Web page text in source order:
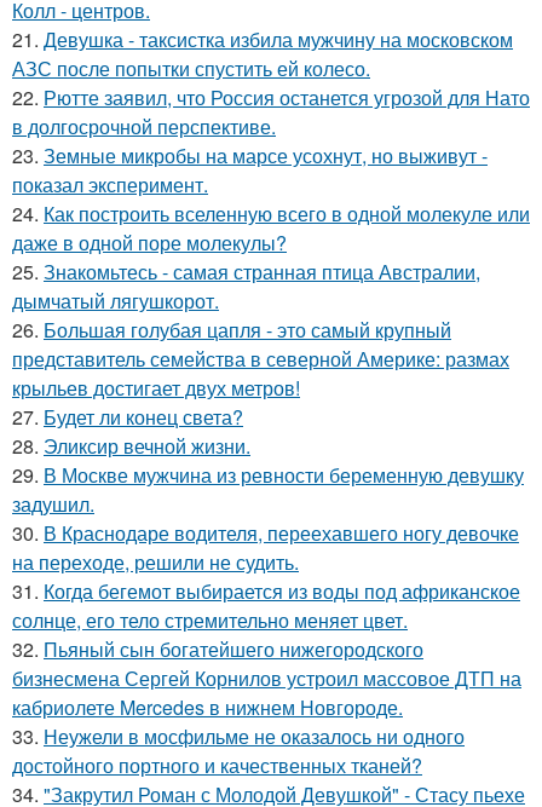
Колл - центров.
21. Девушка - таксистка избила мужчину на московском
АЗС после попытки спустить ей колесо.
22. Рютте заявил, что Россия останется угрозой для Нато
в долгосрочной перспективе.
23. Земные микробы на марсе усохнут, но выживут -
показал эксперимент.
24. Как построить вселенную всего в одной молекуле или
даже в одной поре молекулы?
25. Знакомьтесь - самая странная птица Австралии,
дымчатый лягушкорот.
26. Большая голубая цапля - это самый крупный
представитель семейства в северной Америке: размах
крыльев достигает двух метров!
27. Будет ли конец света?
28. Эликсир вечной жизни.
29. В Москве мужчина из ревности беременную девушку
задушил.
30. В Краснодаре водителя, переехавшего ногу девочке
на переходе, решили не судить.
31. Когда бегемот выбирается из воды под африканское
солнце, его тело стремительно меняет цвет.
32. Пьяный сын богатейшего нижегородского
бизнесмена Сергей Корнилов устроил массовое ДТП на
кабриолете Mercedes в нижнем Новгороде.
33. Неужели в мосфильме не оказалось ни одного
достойного портного и качественных тканей?
34. "Закрутил Роман с Молодой Девушкой" - Стасу пьехе